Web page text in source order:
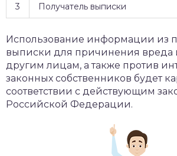
3 Получатель выписки
Использование информации из
выписки для причинения вреда
другим лицам, а также против
законных собственников будет
соответствии с действующим
Российской Федерации.